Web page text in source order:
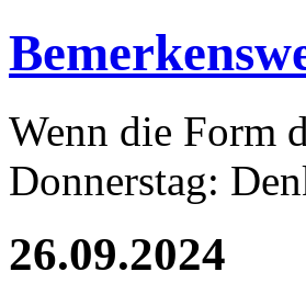
Wenn die Form
Donnerstag:
26.09.2024